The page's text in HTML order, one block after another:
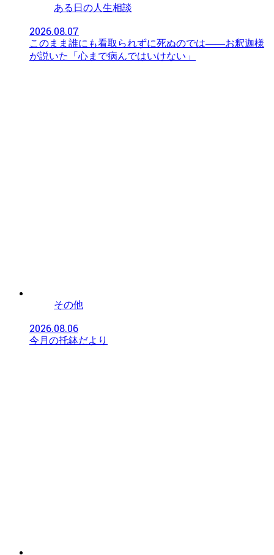
ある日の人生相談
2026.08.07
このまま誰にも看取られずに死ぬのでは——お釈迦様
が説いた「心まで病んではいけない」
その他
2026.08.06
今月の托鉢だより